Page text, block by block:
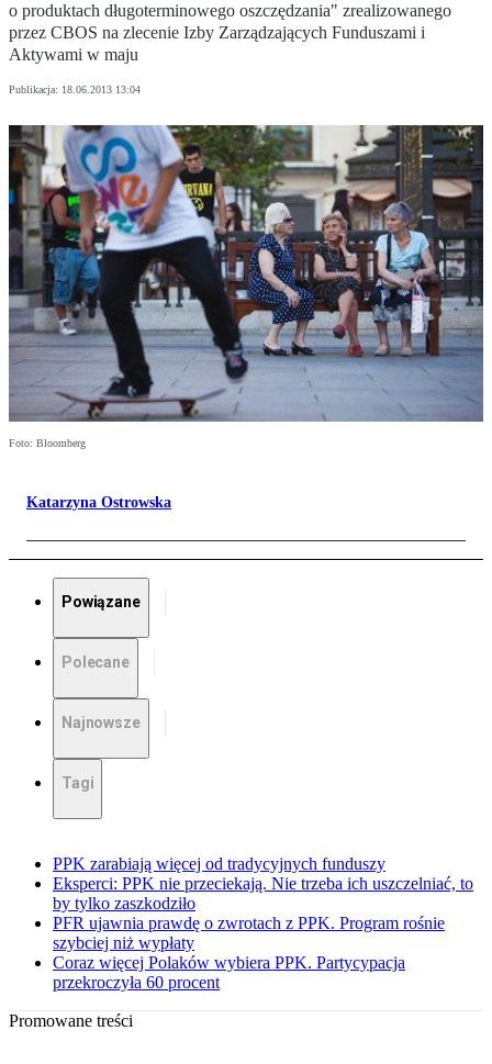
o produktach długoterminowego oszczędzania" zrealizowanego
przez CBOS na zlecenie Izby Zarządzających Funduszami i
Aktywami w maju
Publikacja: 18.06.2013 13:04
Foto: Bloomberg
Katarzyna Ostrowska
Powiązane
Polecane
Najnowsze
Tagi
PPK zarabiają więcej od tradycyjnych funduszy
Eksperci: PPK nie przeciekają. Nie trzeba ich uszczelniać, to
by tylko zaszkodziło
PFR ujawnia prawdę o zwrotach z PPK. Program rośnie
szybciej niż wypłaty
Coraz więcej Polaków wybiera PPK. Partycypacja
przekroczyła 60 procent
Promowane treści